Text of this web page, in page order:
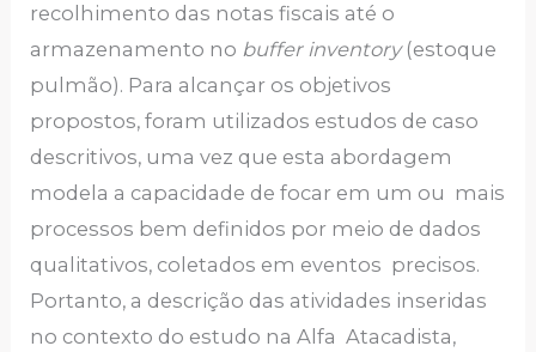
recolhimento das notas fiscais até o
armazenamento no buffer inventory (estoque
pulmão). Para alcançar os objetivos
propostos, foram utilizados estudos de caso
descritivos, uma vez que esta abordagem
modela a capacidade de focar em um ou mais
processos bem definidos por meio de dados
qualitativos, coletados em eventos precisos.
Portanto, a descrição das atividades inseridas
no contexto do estudo na Alfa Atacadista,